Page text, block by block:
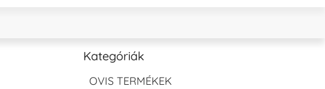
Kategóriák
OVIS TERMÉKEK